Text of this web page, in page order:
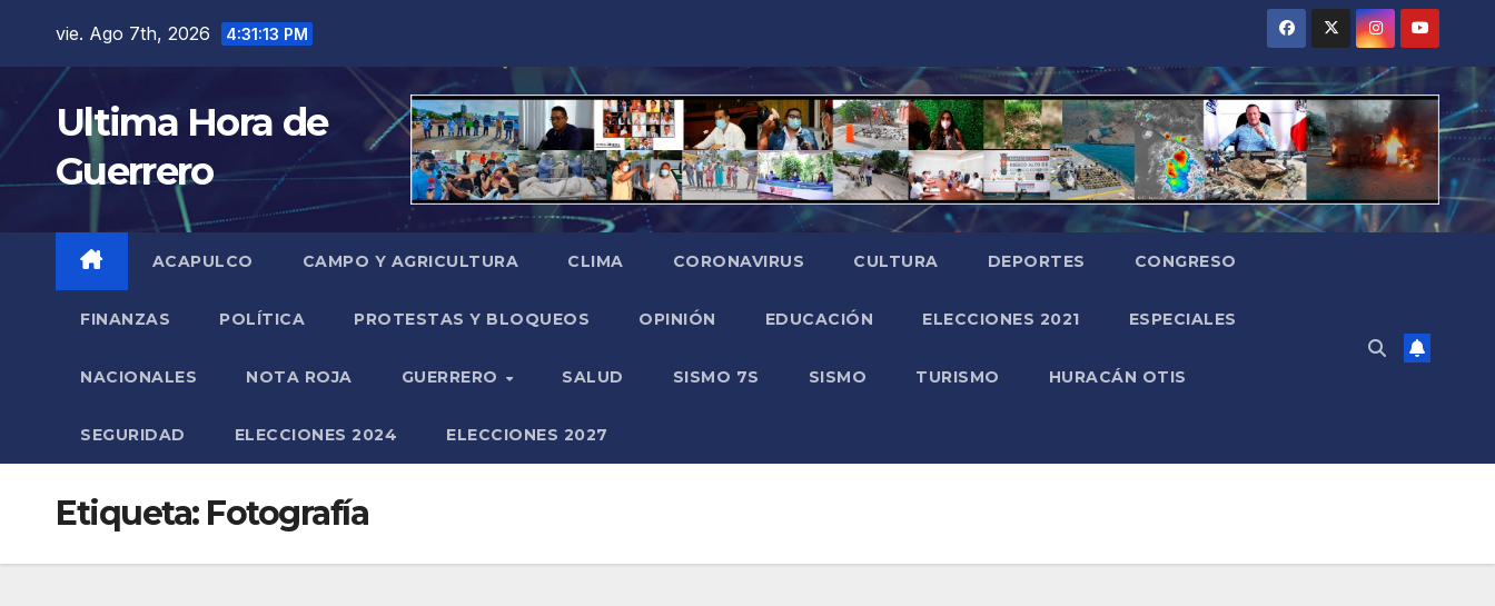
contenido
vie. Ago 7th, 2026 4:31:13 PM
Ultima Hora de
Guerrero
ACAPULCO CAMPO Y AGRICULTURA CLIMA CORONAVIRUS CULTURA DEPORTES CONGRESO
FINANZAS POLÍTICA PROTESTAS Y BLOQUEOS OPINIÓN EDUCACIÓN ELECCIONES 2021 ESPECIALES
NACIONALES NOTA ROJA GUERRERO SALUD SISMO 7S SISMO TURISMO HURACÁN OTIS
SEGURIDAD ELECCIONES 2024 ELECCIONES 2027
Etiqueta: Fotografía